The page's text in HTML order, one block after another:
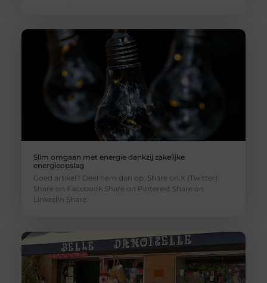
Slim omgaan met energie dankzij zakelijke
energieopslag
Goed artikel? Deel hem dan op: Share on X (Twitter)
Share on Facebook Share on Pinterest Share on
LinkedIn Share